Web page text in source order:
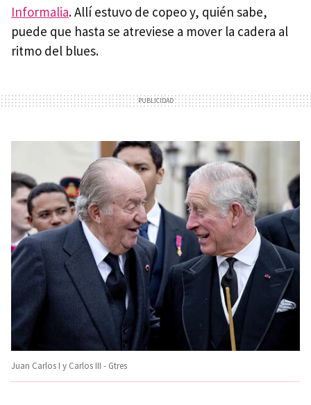
Informalia. Allí estuvo de copeo y, quién sabe,
puede que hasta se atreviese a mover la cadera al
ritmo del blues.
Juan Carlos I y Carlos III - Gtres